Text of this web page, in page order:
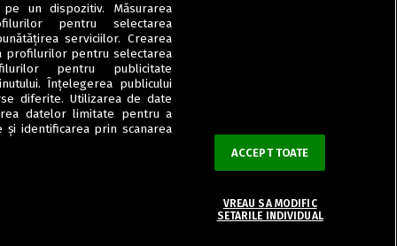
un dispozitiv. Măsurarea
pentru selectarea
serviciilor. Crearea
profilurilor pentru selectarea
pentru publicitate
Înțelegerea publicului
diferite. Utilizarea de date
datelor limitate pentru a
și identificarea prin scanarea
ACCEPT TOATE
VREAU SA MODIFIC
SETARILE INDIVIDUAL